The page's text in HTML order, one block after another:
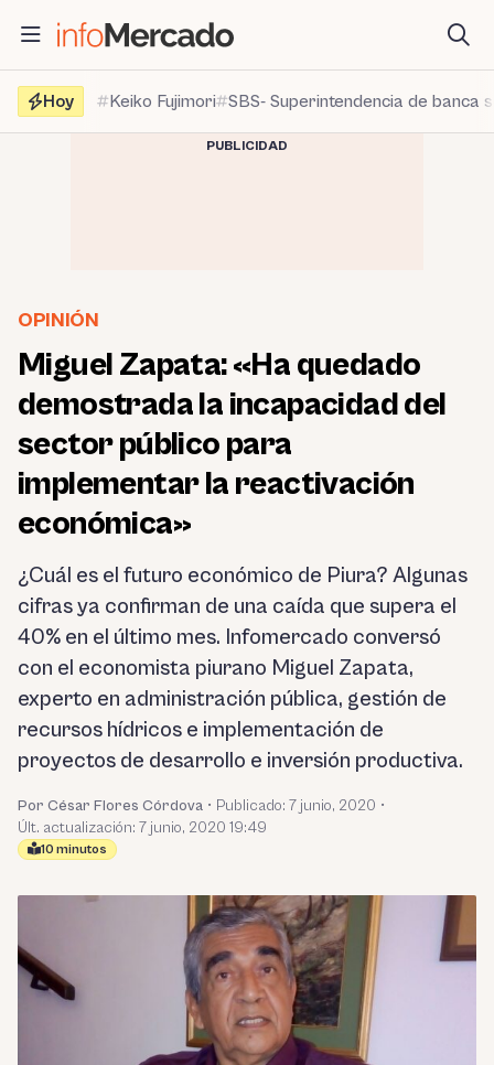
contenido
Hoy
Keiko Fujimori SBS- Superintendencia de banca
PUBLICIDAD
OPINIÓN
Miguel Zapata: «Ha quedado
demostrada la incapacidad del
sector público para
implementar la reactivación
económica»
¿Cuál es el futuro económico de Piura? Algunas
cifras ya confirman de una caída que supera el
40% en el último mes. Infomercado conversó
con el economista piurano Miguel Zapata,
experto en administración pública, gestión de
recursos hídricos e implementación de
proyectos de desarrollo e inversión productiva.
Por César Flores Córdova • Publicado: 7 junio, 2020 •
Últ. actualización: 7 junio, 2020 19:49
10 minutos